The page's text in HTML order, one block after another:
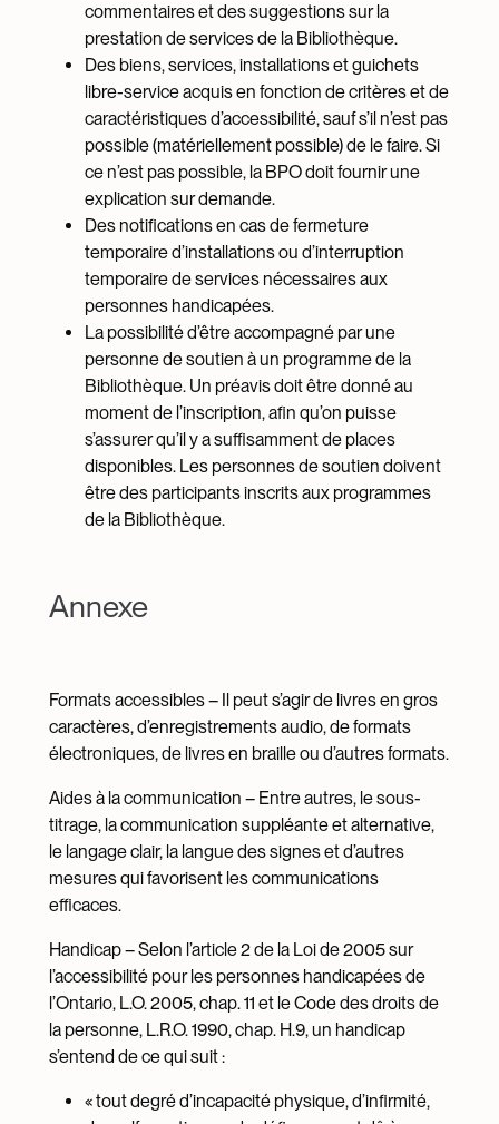
commentaires et des suggestions sur la
prestation de services de la Bibliothèque.
Des biens, services, installations et guichets
libre-service acquis en fonction de critères et de
caractéristiques d’accessibilité, sauf s’il n’est pas
possible (matériellement possible) de le faire. Si
ce n’est pas possible, la BPO doit fournir une
explication sur demande.
Des notifications en cas de fermeture
temporaire d’installations ou d’interruption
temporaire de services nécessaires aux
personnes handicapées.
La possibilité d’être accompagné par une
personne de soutien à un programme de la
Bibliothèque. Un préavis doit être donné au
moment de l’inscription, afin qu’on puisse
s’assurer qu’il y a suffisamment de places
disponibles. Les personnes de soutien doivent
être des participants inscrits aux programmes
de la Bibliothèque.
Annexe
Formats accessibles – Il peut s’agir de livres en gros
caractères, d’enregistrements audio, de formats
électroniques, de livres en braille ou d’autres formats.
Aides à la communication – Entre autres, le sous-
titrage, la communication suppléante et alternative,
le langage clair, la langue des signes et d’autres
mesures qui favorisent les communications
efficaces.
Handicap – Selon l’article 2 de la Loi de 2005 sur
l’accessibilité pour les personnes handicapées de
l’Ontario, L.O. 2005, chap. 11 et le Code des droits de
la personne, L.R.O. 1990, chap. H.9, un handicap
s’entend de ce qui suit :
« tout degré d’incapacité physique, d’infirmité,